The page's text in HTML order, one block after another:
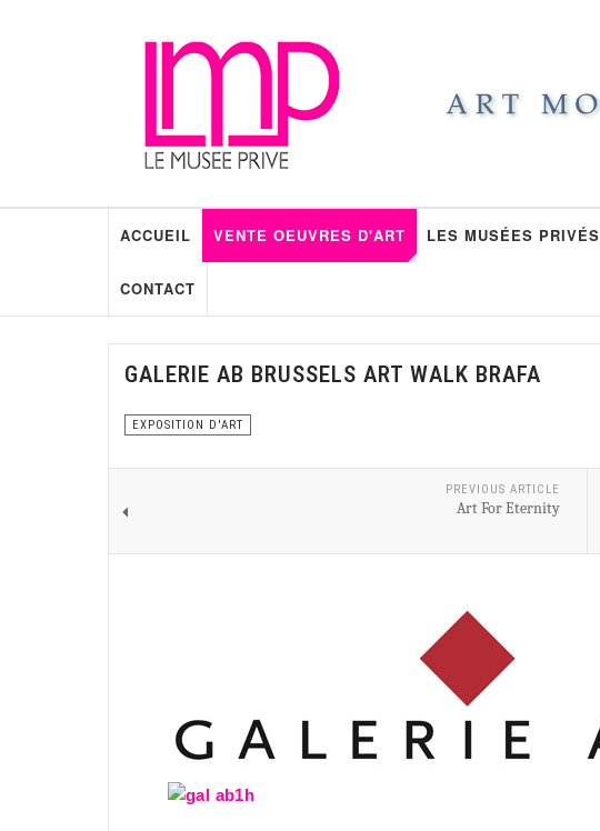
ACCUEIL VENTE OEUVRES D'ART LES MUSÉES PRIVÉS
CONTACT
GALERIE AB BRUSSELS ART WALK BRAFA
EXPOSITION D'ART
PREVIOUS ARTICLE
Art For Eternity